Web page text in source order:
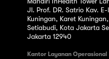
Jl. Prof. DR. Satrio Kav. E-
Kuningan, Karet
Setiabudi, Kota Jakarta
Jakarta 12940
Kantor Layanan Operasional